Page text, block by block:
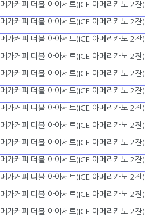
메가커피 더블 아아세트(ICE 아메리카노 2잔)
메가커피 더블 아아세트(ICE 아메리카노 2잔)
메가커피 더블 아아세트(ICE 아메리카노 2잔)
메가커피 더블 아아세트(ICE 아메리카노 2잔)
메가커피 더블 아아세트(ICE 아메리카노 2잔)
메가커피 더블 아아세트(ICE 아메리카노 2잔)
메가커피 더블 아아세트(ICE 아메리카노 2잔)
메가커피 더블 아아세트(ICE 아메리카노 2잔)
메가커피 더블 아아세트(ICE 아메리카노 2잔)
메가커피 더블 아아세트(ICE 아메리카노 2잔)
메가커피 더블 아아세트(ICE 아메리카노 2잔)
메가커피 더블 아아세트(ICE 아메리카노 2잔)
메가커피 더블 아아세트(ICE 아메리카노 2잔)